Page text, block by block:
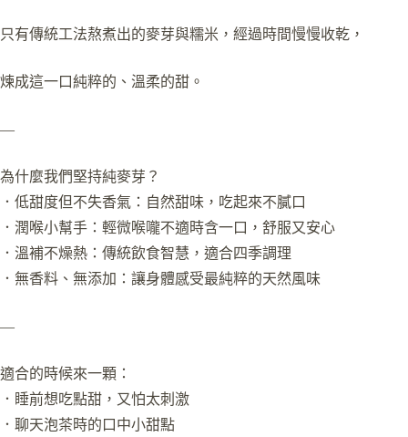
只有傳統工法熬煮出的麥芽與糯米，經過時間慢慢收乾，
煉成這一口純粹的、溫柔的甜。
—
為什麼我們堅持純麥芽？
．低甜度但不失香氣：自然甜味，吃起來不膩口
．潤喉小幫手：輕微喉嚨不適時含一口，舒服又安心
．溫補不燥熱：傳統飲食智慧，適合四季調理
．無香料、無添加：讓身體感受最純粹的天然風味
—
適合的時候來一顆：
．睡前想吃點甜，又怕太刺激
．聊天泡茶時的口中小甜點